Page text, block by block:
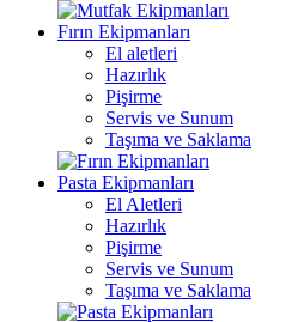
Fırın Ekipmanları
El aletleri
Hazırlık
Pişirme
Servis ve Sunum
Taşıma ve Saklama
Pasta Ekipmanları
El Aletleri
Hazırlık
Pişirme
Servis ve Sunum
Taşıma ve Saklama